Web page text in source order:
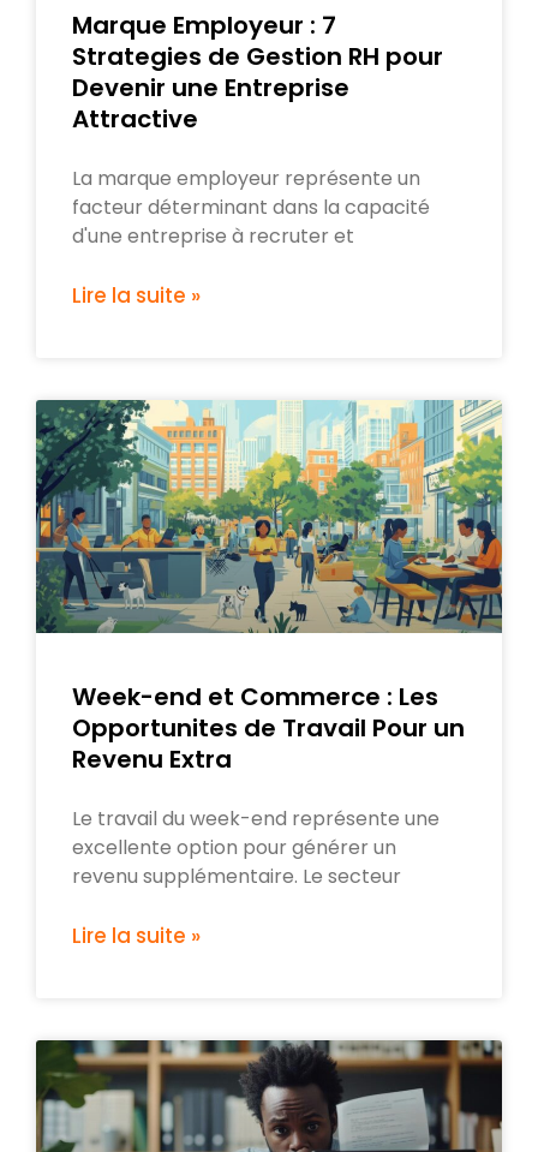
Marque Employeur : 7
Strategies de Gestion RH pour
Devenir une Entreprise
Attractive
La marque employeur représente un
facteur déterminant dans la capacité
d'une entreprise à recruter et
Lire la suite »
Week-end et Commerce : Les
Opportunites de Travail Pour un
Revenu Extra
Le travail du week-end représente une
excellente option pour générer un
revenu supplémentaire. Le secteur
Lire la suite »